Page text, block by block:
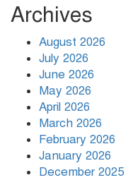
Archives
August 2026
July 2026
June 2026
May 2026
April 2026
March 2026
February 2026
January 2026
December 2025